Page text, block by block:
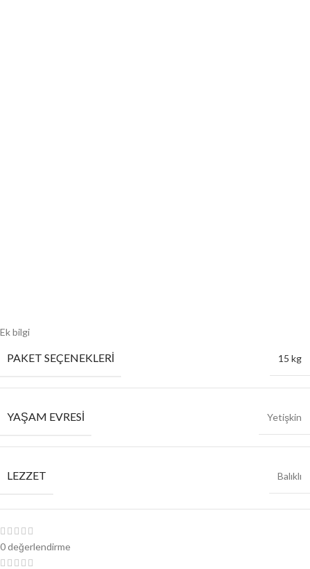
Ek bilgi
PAKET SEÇENEKLERI 15 kg
YAŞAM EVRESI Yetişkin
LEZZET Balıklı
0 değerlendirme